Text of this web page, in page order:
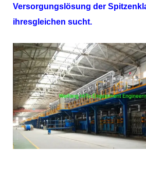
Versorgungslösung der
ihresgleichen sucht.